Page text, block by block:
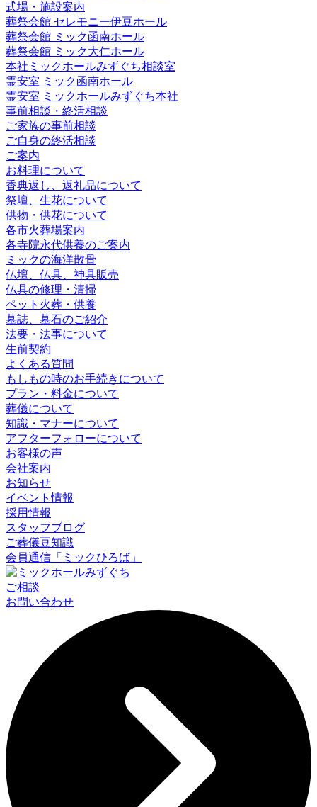
式場・施設案内
葬祭会館 セレモニー伊豆ホール
葬祭会館 ミック函南ホール
葬祭会館 ミック大仁ホール
本社ミックホールみずぐち相談室
霊安室 ミック函南ホール
霊安室 ミックホールみずぐち本社
事前相談・終活相談
ご家族の事前相談
ご自身の終活相談
ご案内
お料理について
香典返し、返礼品について
祭壇、生花について
供物・供花について
各市火葬場案内
各寺院永代供養のご案内
ミックの海洋散骨
仏壇、仏具、神具販売
仏具の修理・清掃
ペット火葬・供養
墓誌、墓石のご紹介
法要・法事について
生前契約
よくある質問
もしもの時のお手続きについて
プラン・料金について
葬儀について
知識・マナーについて
アフターフォローについて
お客様の声
会社案内
お知らせ
イベント情報
採用情報
スタッフブログ
ご葬儀豆知識
会員通信「ミックひろば」
ご相談
お問い合わせ